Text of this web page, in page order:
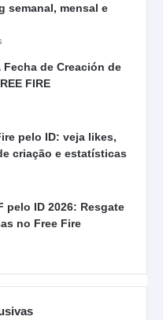
semanal, mensal e
Fecha de Creación de
FIRE
pelo ID: veja likes,
criação e estatísticas
pelo ID 2026: Resgate
no Free Fire